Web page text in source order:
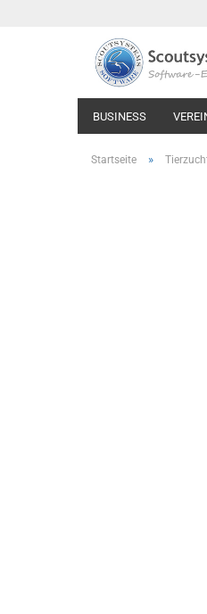
BUSINESS
Startseite »